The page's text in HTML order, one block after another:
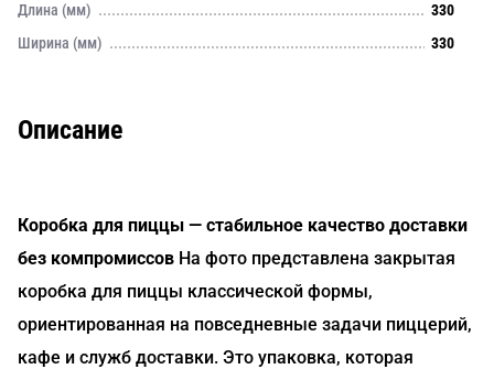
Длина (мм)
330
Ширина (мм)
330
Описание
Коробка для пиццы — стабильное качество доставки
без компромиссов На фото представлена закрытая
коробка для пиццы классической формы,
ориентированная на повседневные задачи пиццерий,
кафе и служб доставки. Это упаковка, которая